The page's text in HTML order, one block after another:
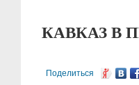
КАВКАЗ В
Поделиться